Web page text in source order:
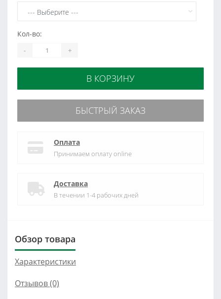
Кол-во:
- +
В КОРЗИНУ
БЫСТРЫЙ ЗАКАЗ
Оплата
Принимаем оплату online
Доставка
В течении 1-4 рабочих дней
Обзор товара
Характеристики
Отзывов (0)